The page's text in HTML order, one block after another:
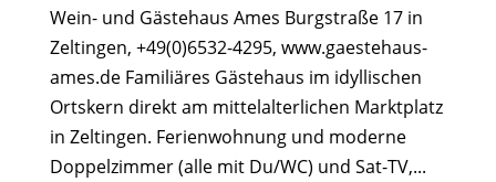
Wein- und Gästehaus Ames Burgstraße 17 in
Zeltingen, +49(0)6532-4295, www.gaestehaus-
ames.de Familiäres Gästehaus im idyllischen
Ortskern direkt am mittelalterlichen Marktplatz
in Zeltingen. Ferienwohnung und moderne
Doppelzimmer (alle mit Du/WC) und Sat-TV,...